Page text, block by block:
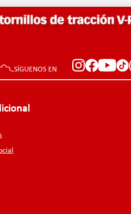
SÍGUENOS EN